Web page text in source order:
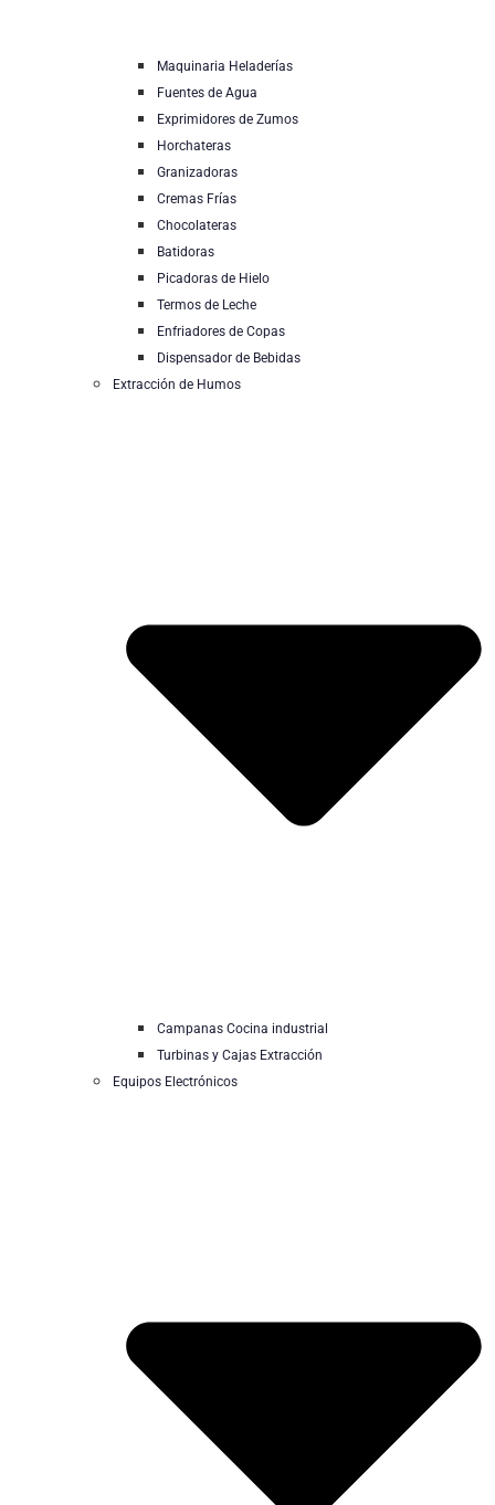
Maquinaria Heladerías
Fuentes de Agua
Exprimidores de Zumos
Horchateras
Granizadoras
Cremas Frías
Chocolateras
Batidoras
Picadoras de Hielo
Termos de Leche
Enfriadores de Copas
Dispensador de Bebidas
Extracción de Humos
Campanas Cocina industrial
Turbinas y Cajas Extracción
Equipos Electrónicos